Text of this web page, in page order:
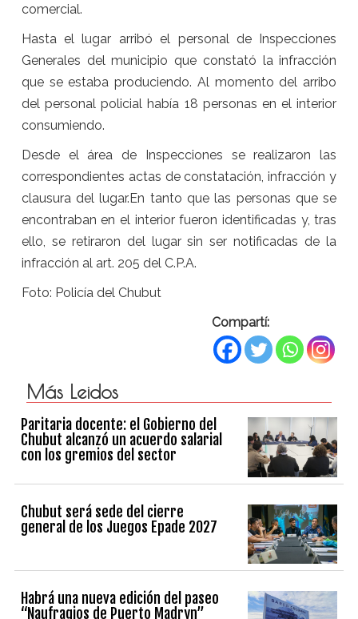
comercial.
Hasta el lugar arribó el personal de Inspecciones
Generales del municipio que constató la infracción
que se estaba produciendo. Al momento del arribo
del personal policial había 18 personas en el interior
consumiendo.
Desde el área de Inspecciones se realizaron las
correspondientes actas de constatación, infracción y
clausura del lugar.En tanto que las personas que se
encontraban en el interior fueron identificadas y, tras
ello, se retiraron del lugar sin ser notificadas de la
infracción al art. 205 del C.P.A.
Foto: Policía del Chubut
Compartí:
Más Leidos
Paritaria docente: el Gobierno del
Chubut alcanzó un acuerdo salarial
con los gremios del sector
Chubut será sede del cierre
general de los Juegos Epade 2027
Habrá una nueva edición del paseo
“Naufragios de Puerto Madryn”